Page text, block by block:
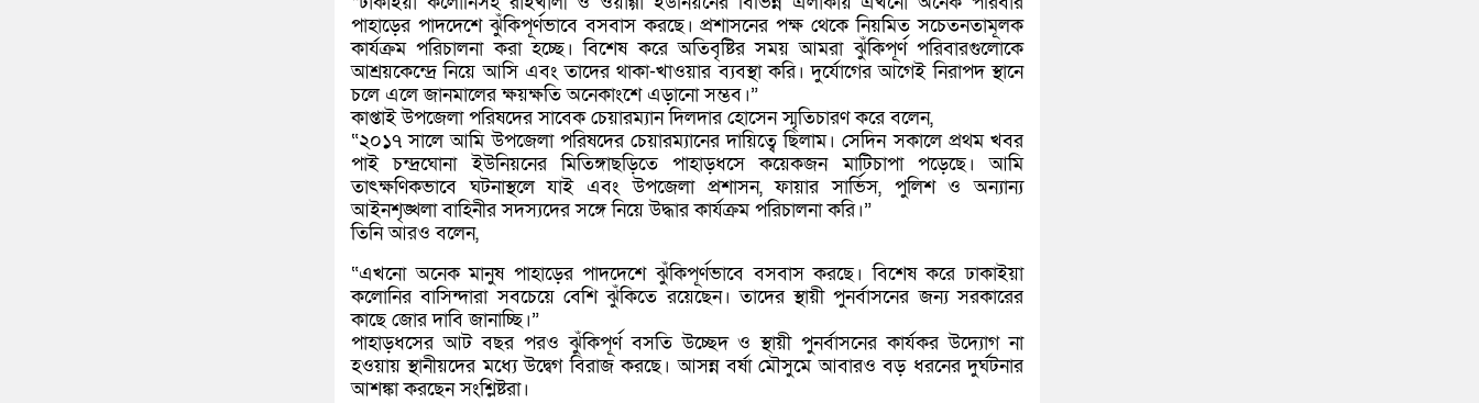
পাহাড়ের পাদদেশে ঝুঁকিপূর্ণভাবে বসবাস করছে। প্রশাসনের পক্ষ থেকে নিয়মিত সচেতনতামূলক
কার্যক্রম পরিচালনা করা হচ্ছে। বিশেষ করে অতিবৃষ্টির সময় আমরা ঝুঁকিপূর্ণ পরিবারগুলোকে
আশ্রয়কেন্দ্রে নিয়ে আসি এবং তাদের থাকা-খাওয়ার ব্যবস্থা করি। দুর্যোগের আগেই নিরাপদ স্থানে
চলে এলে জানমালের ক্ষয়ক্ষতি অনেকাংশে এড়ানো সম্ভব।”
কাপ্তাই উপজেলা পরিষদের সাবেক চেয়ারম্যান দিলদার হোসেন স্মৃতিচারণ করে বলেন,
“২০১৭ সালে আমি উপজেলা পরিষদের চেয়ারম্যানের দায়িত্বে ছিলাম। সেদিন সকালে প্রথম খবর
পাই চন্দ্রঘোনা ইউনিয়নের মিতিঙ্গাছড়িতে পাহাড়ধসে কয়েকজন মাটিচাপা পড়েছে। আমি
তাৎক্ষণিকভাবে ঘটনাস্থলে যাই এবং উপজেলা প্রশাসন, ফায়ার সার্ভিস, পুলিশ ও অন্যান্য
আইনশৃঙ্খলা বাহিনীর সদস্যদের সঙ্গে নিয়ে উদ্ধার কার্যক্রম পরিচালনা করি।”
তিনি আরও বলেন,
“এখনো অনেক মানুষ পাহাড়ের পাদদেশে ঝুঁকিপূর্ণভাবে বসবাস করছে। বিশেষ করে ঢাকাইয়া
কলোনির বাসিন্দারা সবচেয়ে বেশি ঝুঁকিতে রয়েছেন। তাদের স্থায়ী পুনর্বাসনের জন্য সরকারের
কাছে জোর দাবি জানাচ্ছি।”
পাহাড়ধসের আট বছর পরও ঝুঁকিপূর্ণ বসতি উচ্ছেদ ও স্থায়ী পুনর্বাসনের কার্যকর উদ্যোগ না
হওয়ায় স্থানীয়দের মধ্যে উদ্বেগ বিরাজ করছে। আসন্ন বর্ষা মৌসুমে আবারও বড় ধরনের দুর্ঘটনার
আশঙ্কা করছেন সংশ্লিষ্টরা।